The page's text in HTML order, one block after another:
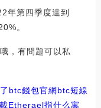
年第四季度達到
。
，有問題可以私
btc錢包官網btc短線
Etherael指什么寓